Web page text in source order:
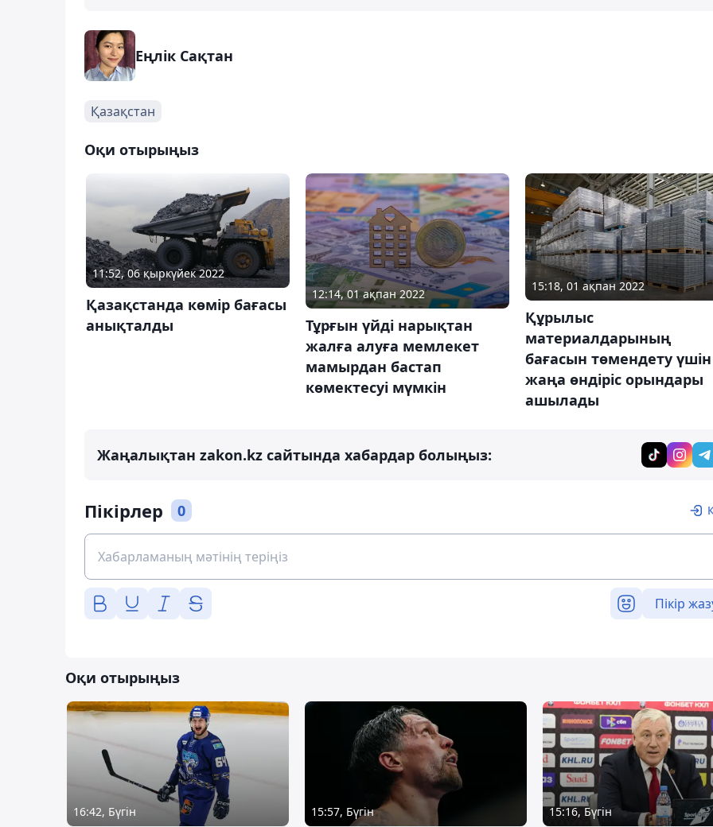
Еңлік Сақтан
Қазақстан
Оқи отырыңыз
11:52, 06 қыркүйек 2022
Қазақстанда көмір бағасы
анықталды
12:14, 01 ақпан 2022
Тұрғын үйді нарықтан
жалға алуға мемлекет
мамырдан бастап
көмектесуі мүмкін
15:18, 01 ақпан 2022
Құрылыс
материалдарының
бағасын төмендету үшін
жаңа өндіріс орындары
ашылады
Жаңалықтан zakon.kz сайтында хабардар болыңыз:
Пікірлер 0
Пікір
Оқи отырыңыз
16:42, Бүгін 15:57, Бүгін 15:16, Бүгін